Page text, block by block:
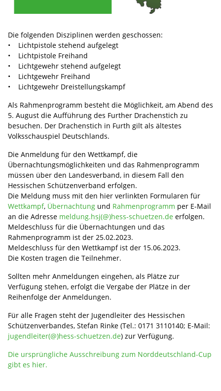
Die folgenden Disziplinen werden geschossen:
• Lichtpistole stehend aufgelegt
• Lichtpistole Freihand
• Lichtgewehr stehend aufgelegt
• Lichtgewehr Freihand
• Lichtgewehr Dreistellungskampf
Als Rahmenprogramm besteht die Möglichkeit, am Abend des
5. August die Aufführung des Further Drachenstich zu
besuchen. Der Drachenstich in Furth gilt als ältestes
Volksschauspiel Deutschlands.
Die Anmeldung für den Wettkampf, die
Übernachtungsmöglichkeiten und das Rahmenprogramm
müssen über den Landesverband, in diesem Fall den
Hessischen Schützenverband erfolgen.
Die Meldung muss mit den hier verlinkten Formularen für
Wettkampf, Übernachtung und Rahmenprogramm per E-Mail
an die Adresse meldung.hsj(@)hess-schuetzen.de erfolgen.
Meldeschluss für die Übernachtungen und das
Rahmenprogramm ist der 25.02.2023.
Meldeschluss für den Wettkampf ist der 15.06.2023.
Die Kosten tragen die Teilnehmer.
Sollten mehr Anmeldungen eingehen, als Plätze zur
Verfügung stehen, erfolgt die Vergabe der Plätze in der
Reihenfolge der Anmeldungen.
Für alle Fragen steht der Jugendleiter des Hessischen
Schützenverbandes, Stefan Rinke (Tel.: 0171 3110140; E-Mail:
jugendleiter(@)hess-schuetzen.de) zur Verfügung.
Die ursprüngliche Ausschreibung zum Norddeutschland-Cup
gibt es hier.